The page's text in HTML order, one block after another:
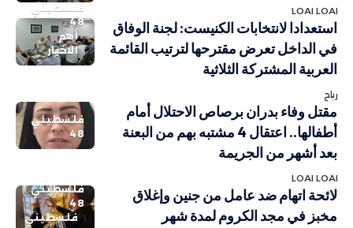
LOAI LOAI
فلسطيني
48
أهم
الاخبار
استعدادا لانتخابات الكنيست: لجنة الوفاق
في الداخل تعرض مقترحها لترتيب القائمة
العربية المشتركة الثلاثية
رباح
فلسطيني
48
مقتل وفاء بدران برصاص الاحتلال أمام
أطفالها.. اعتقال 4 مشتبه بهم من البعنة
بعد أشهر من الجريمة
LOAI LOAI
فلسطيني
48
فلسطيني
لائحة اتهام ضد عامل من جنين وإغلاق
مخبز في مجد الكروم لمدة شهر